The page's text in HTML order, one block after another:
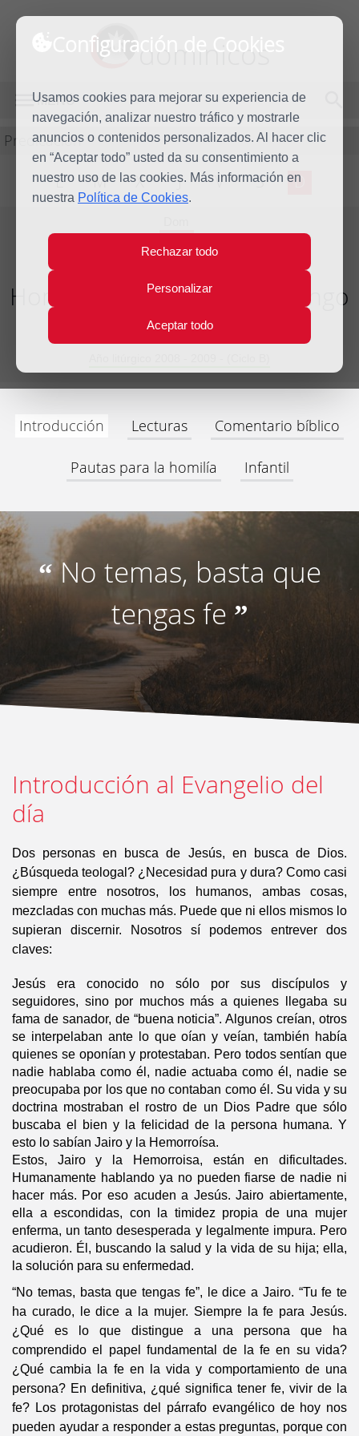
Configuración de Cookies
Usamos cookies para mejorar su experiencia de
navegación, analizar nuestro tráfico y mostrarle
anuncios o contenidos personalizados. Al hacer clic
en “Aceptar todo” usted da su consentimiento a
nuestro uso de las cookies. Más información en
nuestra Política de Cookies.
Rechazar todo
Personalizar
Aceptar todo
dominicos
MENÚ
Predicación
L M X J V S D
28
Jun
Homilía Decimotercer Domingo
del Tiempo Ordinario
Introducción Lecturas Comentario bíblico
Pautas para la homilía Infantil
“No temas, basta que
tengas fe ”
Introducción al Evangelio del
día
Dos personas en busca de Jesús, en busca de Dios.
¿Búsqueda teologal? ¿Necesidad pura y dura? Como casi
siempre entre nosotros, los humanos, ambas cosas,
mezcladas con muchas más. Puede que ni ellos mismos lo
supieran discernir. Nosotros sí podemos entrever dos
claves:
Jesús era conocido no sólo por sus discípulos y
seguidores, sino por muchos más a quienes llegaba su
fama de sanador, de “buena noticia”. Algunos creían, otros
se interpelaban ante lo que oían y veían, también había
quienes se oponían y protestaban. Pero todos sentían que
nadie hablaba como él, nadie actuaba como él, nadie se
preocupaba por los que no contaban como él. Su vida y su
doctrina mostraban el rostro de un Dios Padre que sólo
buscaba el bien y la felicidad de la persona humana. Y
esto lo sabían Jairo y la Hemorroísa.
Estos, Jairo y la Hemorroisa, están en dificultades.
Humanamente hablando ya no pueden fiarse de nadie ni
hacer más. Por eso acuden a Jesús. Jairo abiertamente,
ella a escondidas, con la timidez propia de una mujer
enferma, un tanto desesperada y legalmente impura. Pero
acudieron. Él, buscando la salud y la vida de su hija; ella,
la solución para su enfermedad.
“No temas, basta que tengas fe”, le dice a Jairo. “Tu fe te
ha curado, le dice a la mujer. Siempre la fe para Jesús.
¿Qué es lo que distingue a una persona que ha
comprendido el papel fundamental de la fe en su vida?
¿Qué cambia la fe en la vida y comportamiento de una
persona? En definitiva, ¿qué significa tener fe, vivir de la
fe? Los protagonistas del párrafo evangélico de hoy nos
pueden ayudar a responder a estas preguntas, porque con